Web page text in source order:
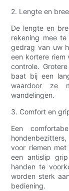
2. Lengte en
De lengte en
rekening mee
gedrag van uw
een kortere riem
controle.
baat bij een
waardoor ze
wandelingen.
3. Comfort en
Een
voor riemen
een antislip
handen te
worden sterk
bediening.